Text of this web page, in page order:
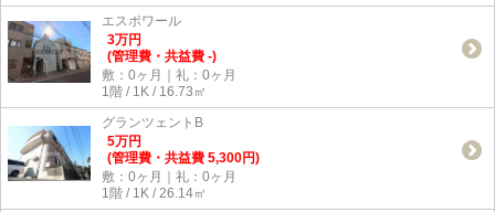
エスポワール
3万円
(管理費・共益費 -)
敷：0ヶ月｜礼：0ヶ月
1階 / 1K / 16.73㎡
グランツェントB
5万円
(管理費・共益費 5,300円)
敷：0ヶ月｜礼：0ヶ月
1階 / 1K / 26.14㎡